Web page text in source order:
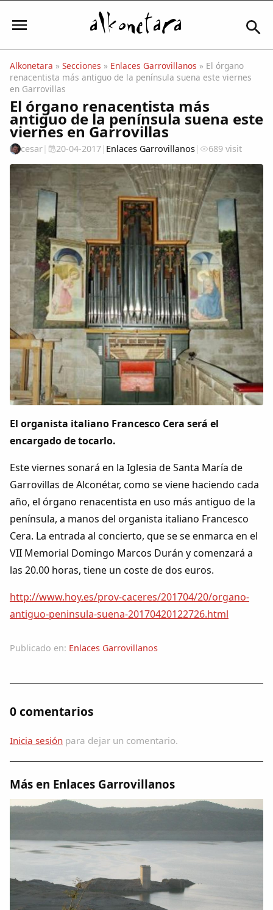
Iniciar sesión
Mi Cuenta
El Tiempo
Actualidad
Comunidad
Colaboradores
AlkoTV
Biblioteca
Periódico Alconétar
Idiosincrasia
Diccionario
Traductor
Dichos
Apodos
Peñas
Alkonetara » Secciones » Enlaces Garrovillanos » El órgano
renacentista más antiguo de la península suena este viernes
en Garrovillas
El órgano renacentista más
antiguo de la península suena este
viernes en Garrovillas
cesar| 20-04-2017| Enlaces Garrovillanos| 689 visit
El organista italiano Francesco Cera será el
encargado de tocarlo.
Este viernes sonará en la Iglesia de Santa María de
Garrovillas de Alconétar, como se viene haciendo cada
año, el órgano renacentista en uso más antiguo de la
península, a manos del organista italiano Francesco
Cera. La entrada al concierto, que se se enmarca en el
VII Memorial Domingo Marcos Durán y comenzará a
las 20.00 horas, tiene un coste de dos euros.
http://www.hoy.es/prov-caceres/201704/20/organo-
antiguo-peninsula-suena-20170420122726.html
Publicado en: Enlaces Garrovillanos
0 comentarios
Inicia sesión para dejar un comentario.
Más en Enlaces Garrovillanos